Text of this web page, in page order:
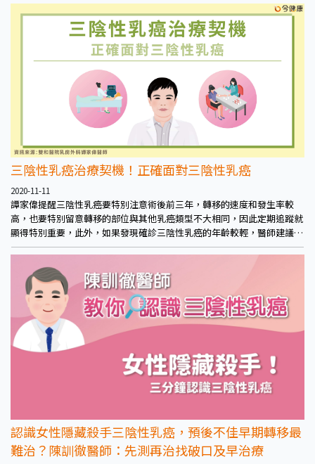
三陰性乳癌治療契機！正確面對三陰性乳癌
2020-11-11
譚家偉提醒三陰性乳癌要特別注意術後前三年，轉移的速度和發生率較
高，也要特別留意轉移的部位與其他乳癌類型不大相同，因此定期追蹤就
顯得特別重要，此外，如果發現確診三陰性乳癌的年齡較輕，醫師建議可
以進行基因檢測，能更針對不同的特性選擇適當的治療，隨著精密治療越
認識女性隱藏殺手三陰性乳癌，預後不佳早期轉移最
難治？陳訓徹醫師：先測再治找破口及早治療